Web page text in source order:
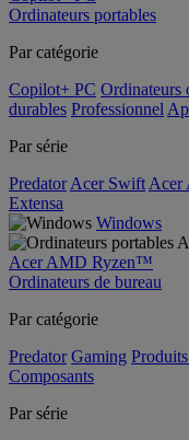
Ordinateurs portables
Par catégorie
Copilot+ PC Ordinateurs
durables Professionnel
Par série
Predator Acer Swift Acer
Extensa
Windows
Acer AMD Ryzen™
Ordinateurs de bureau
Par catégorie
Predator Gaming
Composants
Par série